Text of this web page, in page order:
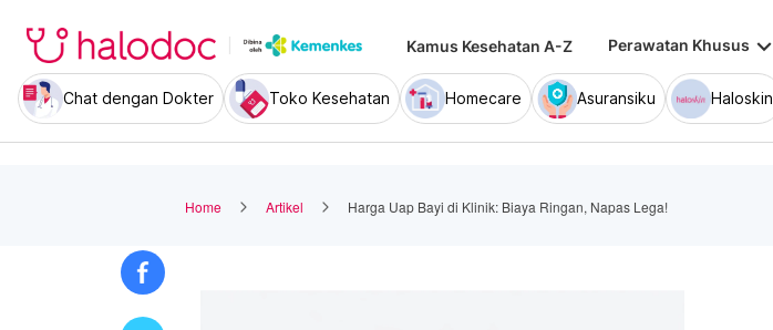
Kamus Kesehatan A-Z Perawatan Khusus keyboard_arrow_down
Chat dengan Dokter Toko Kesehatan Homecare Asuransiku Haloskin
Home Artikel Harga Uap Bayi di Klinik: Biaya Ringan, Napas Lega!